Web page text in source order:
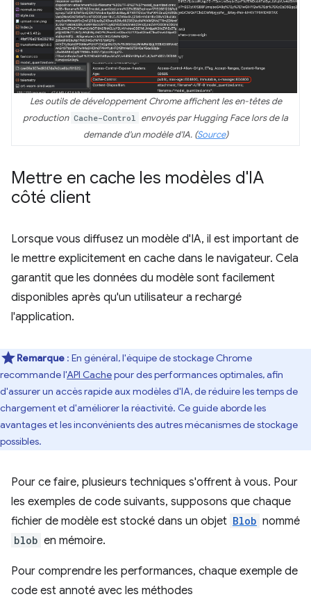
Les outils de développement Chrome affichent les en-têtes de
production Cache-Control envoyés par Hugging Face lors de la
demande d'un modèle d'IA. (Source)
Mettre en cache les modèles d'IA
côté client
Lorsque vous diffusez un modèle d'IA, il est important de
le mettre explicitement en cache dans le navigateur. Cela
garantit que les données du modèle sont facilement
disponibles après qu'un utilisateur a rechargé
l'application.
Remarque : En général, l'équipe de stockage Chrome
recommande l'API Cachepour des performances optimales, afin
d'assurer un accès rapide aux modèles d'IA, de réduire les temps de
chargement et d'améliorer la réactivité. Ce guide aborde les
avantages et les inconvénients des autres mécanismes de stockage
possibles.
Pour ce faire, plusieurs techniques s'offrent à vous. Pour
les exemples de code suivants, supposons que chaque
fichier de modèle est stocké dans un objet Blob nommé
blob en mémoire.
Pour comprendre les performances, chaque exemple de
code est annoté avec les méthodes